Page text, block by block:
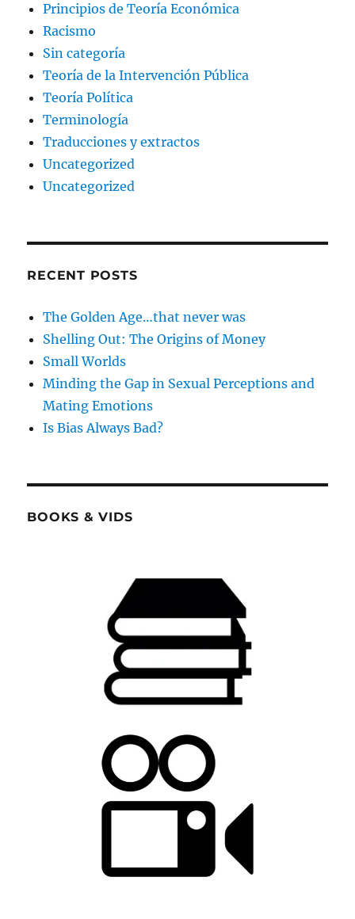
Principios de Teoría Económica
Racismo
Sin categoría
Teoría de la Intervención Pública
Teoría Política
Terminología
Traducciones y extractos
Uncategorized
Uncategorized
RECENT POSTS
The Golden Age…that never was
Shelling Out: The Origins of Money
Small Worlds
Minding the Gap in Sexual Perceptions and
Mating Emotions
Is Bias Always Bad?
BOOKS & VIDS